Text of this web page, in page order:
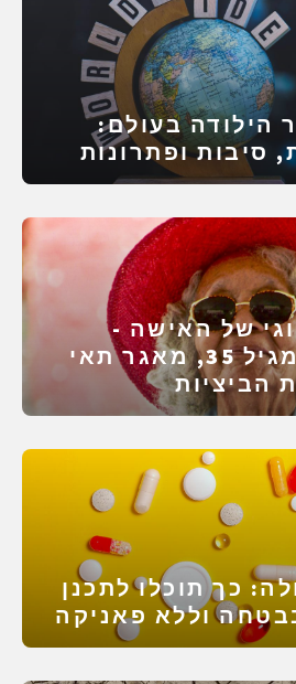
הילודה בעולם:
סיבות ופתרונות
של האישה -
פוריות החל מגיל 35, מאגר תאי
הביציות
כך תוכלו לתכנן
וללא פאניקה